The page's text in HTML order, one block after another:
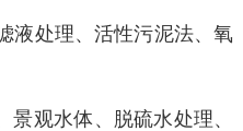
液处理、活性污泥法、氧
观水体、脱硫水处理、